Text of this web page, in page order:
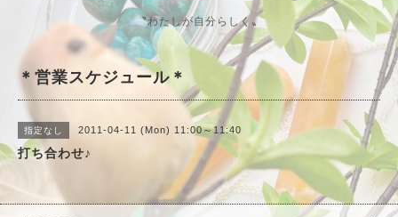
〝わたしが自分らしく〟
＊営業スケジュール＊
指定なし 2011-04-11 (Mon) 11:00～11:40
打ち合わせ♪